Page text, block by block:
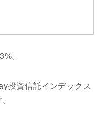
。
投資信託インデックス